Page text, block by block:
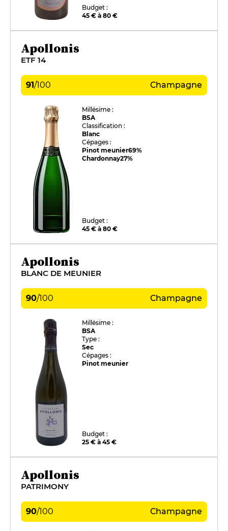
Budget :
45 € à 80 €
Apollonis
ETF 14
91/100 Champagne
Millésime :
BSA
Classification :
Blanc
Cépages :
Pinot meunier69%
Chardonnay27%
Budget :
45 € à 80 €
Apollonis
BLANC DE MEUNIER
90/100 Champagne
Millésime :
BSA
Type :
Sec
Cépages :
Pinot meunier
Budget :
25 € à 45 €
Apollonis
PATRIMONY
90/100 Champagne